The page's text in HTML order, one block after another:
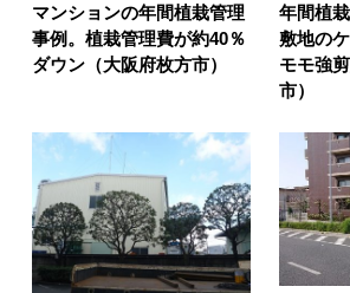
マンションの年間植栽管理
事例。植栽管理費が約40％
ダウン（大阪府枚方市）
年間植
敷地の
モモ強
市）